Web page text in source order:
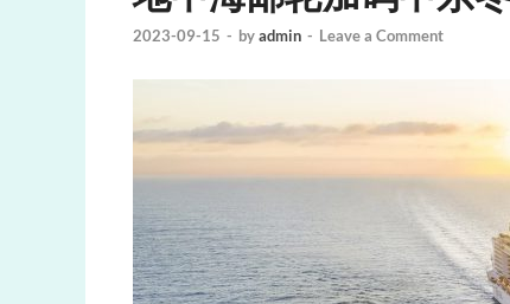
2023-09-15 - byadmin - Leave a Comment